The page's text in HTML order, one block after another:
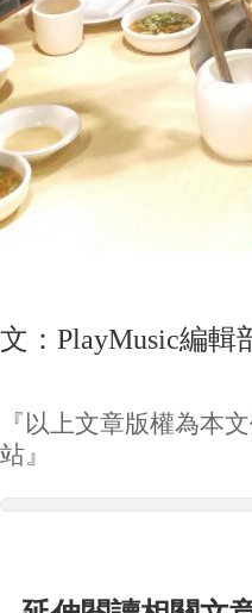
文：PlayMusic編
『以上文章版權為本
站』